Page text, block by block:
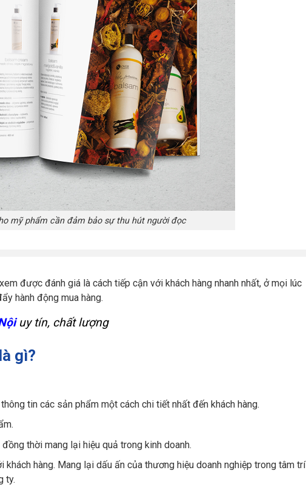
mỹ phẩm cần đảm bảo sự thu hút người đọc
được đánh giá là cách tiếp cận với khách hàng nhanh nhất, ở mọi lúc
hành động mua hàng.
uy tín, chất lượng
gì?
tin các sản phẩm một cách chi tiết nhất đến khách hàng.
thời mang lại hiệu quả trong kinh doanh.
khách hàng. Mang lại dấu ấn của thương hiệu doanh nghiệp trong tâm trí
ty.